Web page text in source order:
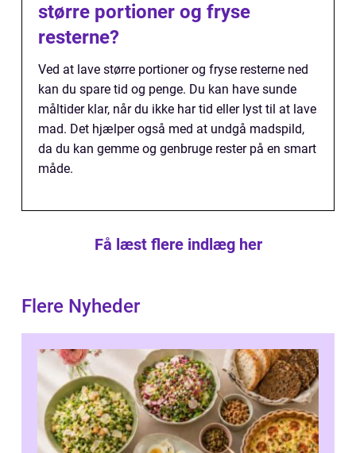
større portioner og fryse
resterne?
Ved at lave større portioner og fryse resterne ned
kan du spare tid og penge. Du kan have sunde
måltider klar, når du ikke har tid eller lyst til at lave
mad. Det hjælper også med at undgå madspild,
da du kan gemme og genbruge rester på en smart
måde.
Få læst flere indlæg her
Flere Nyheder